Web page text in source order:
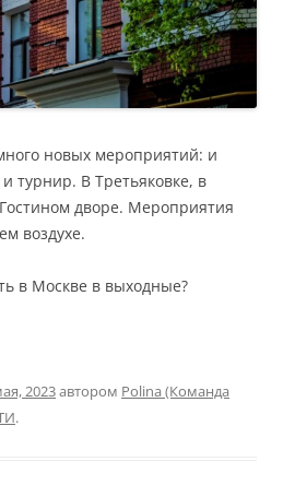
новых мероприятий: и
турнир. В Третьяковке, в
дворе. Мероприятия
воздухе.
в Москве в выходные?
2023автором Polina (Команда
.